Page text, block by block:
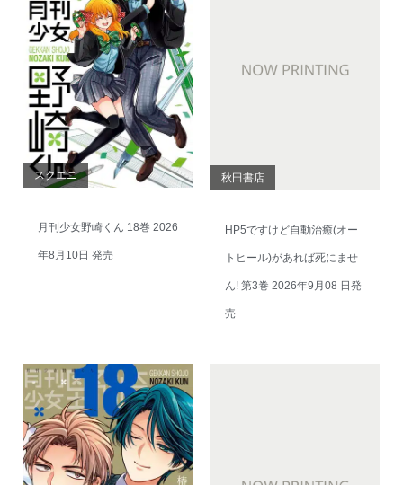
スクエニ
月刊少女野崎くん 18巻 2026
年8月10日 発売
秋田書店
HP5ですけど自動治癒(オー
トヒール)があれば死にませ
ん! 第3巻 2026年9月08 日発
売